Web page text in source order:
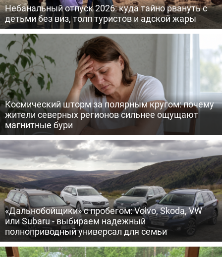
Небанальный отпуск 2026: куда тайно рвануть с
детьми без виз, толп туристов и адской жары
Космический шторм за полярным кругом: почему
жители северных регионов сильнее ощущают
магнитные бури
«Дальнобойщики» с пробегом: Volvo, Skoda, VW
или Subaru - выбираем надежный
полноприводный универсал для семьи